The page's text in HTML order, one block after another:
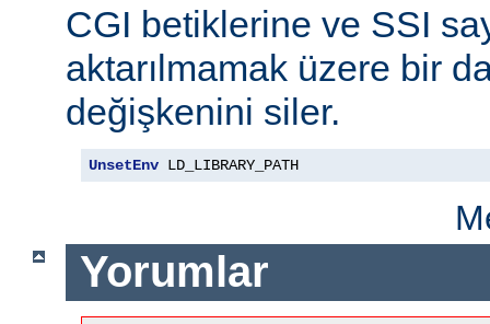
CGI betiklerine ve SSI
aktarılmamak üzere bir
değişkenini siler.
UnsetEnv LD_LIBRARY_PATH
Yorumlar